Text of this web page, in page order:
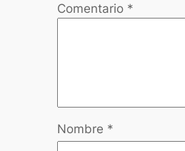
Comentario *
Nombre *